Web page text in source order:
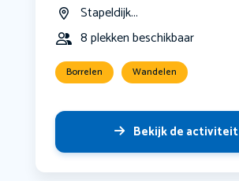
Stapeldijk...
8 plekken beschikbaar
Borrelen Wandelen
Bekijk de activiteit